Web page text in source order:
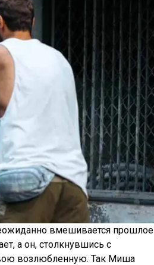
вмешивается прошлое
а он, столкнувшись с
возлюбленную. Так Миша